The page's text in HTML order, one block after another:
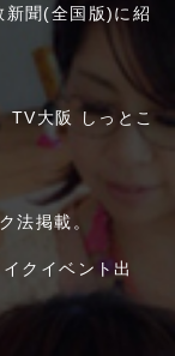
新聞(全国版)に紹
TV大阪 しっとこ
法掲載。
クイベント出